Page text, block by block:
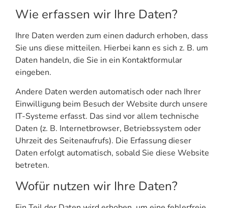
Wie erfassen wir Ihre Daten?
Ihre Daten werden zum einen dadurch erhoben, dass
Sie uns diese mitteilen. Hierbei kann es sich z. B. um
Daten handeln, die Sie in ein Kontaktformular
eingeben.
Andere Daten werden automatisch oder nach Ihrer
Einwilligung beim Besuch der Website durch unsere
IT-Systeme erfasst. Das sind vor allem technische
Daten (z. B. Internetbrowser, Betriebssystem oder
Uhrzeit des Seitenaufrufs). Die Erfassung dieser
Daten erfolgt automatisch, sobald Sie diese Website
betreten.
Wofür nutzen wir Ihre Daten?